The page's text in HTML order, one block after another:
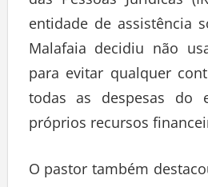
entidade de assistência
Malafaia decidiu não
para evitar qualquer
todas as despesas do
próprios recursos
O pastor também